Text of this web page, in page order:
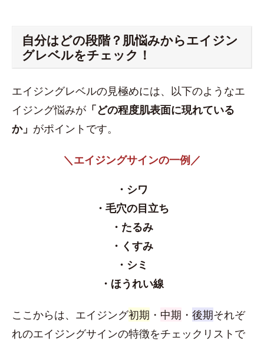
自分はどの段階？​肌悩みからエイジン
グレベルをチェック！
エイジングレベルの見極めには、以下のようなエ
イジング悩みが 「どの程度肌表面に現れている
か」 がポイントです。
＼エイジングサインの一例／
・シワ
・毛穴の目立ち
・たるみ
・くすみ
・シミ
・ほうれい線
ここからは、エイジング初期 ・ 中期 ・ 後期それぞ
れのエイジングサインの特徴をチェックリストで